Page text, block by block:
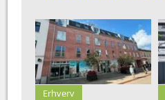
Erhverv